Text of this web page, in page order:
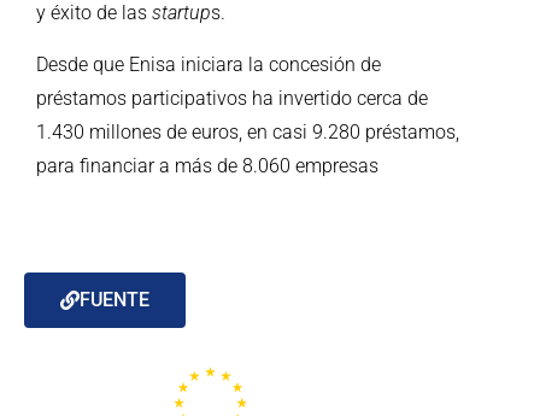
y éxito de las startups.
Desde que Enisa iniciara la concesión de
préstamos participativos ha invertido cerca de
1.430 millones de euros, en casi 9.280 préstamos,
para financiar a más de 8.060 empresas
FUENTE